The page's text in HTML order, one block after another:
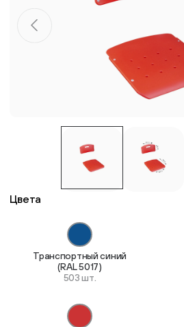
Цвета
Транспортный синий
(RAL 5017)
503 шт.
Комплектующие для мебели
Система выравнивания плитки
Дюбель